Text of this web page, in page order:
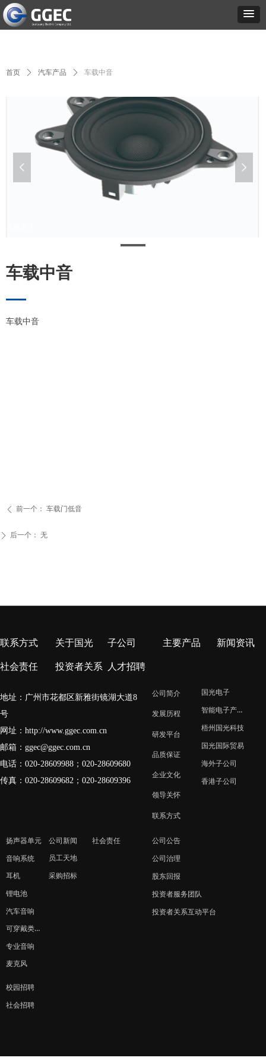
车载中音
车载中音
ꄴ 前一个： 车载门低音
ꄲ 后一个： 无
首页 ꄲ 汽车产品 ꄲ 车载中音
넳 넲
关于国光
公司简介
发展历程
研发平台
品质保证
企业文化
领导关怀
联系方式
国光电子
智能电子产业园
梧州国光科技
国光国际贸易
海外子公司
香港子公司
子公司
公司新闻
员工天地
采购招标
新闻资讯
扬声器单元
音响系统
耳机
锂电池
汽车音响
可穿戴类产品
专业音响
麦克风
主要产品
公司公告
公司治理
股东回报
投资者服务团队
投资者关系互动平台
投资者关系
校园招聘
社会招聘
人才招聘
地址：广州市花都区新雅街镜湖大道8
号
网址： http://www.ggec.com.cn
邮箱： ggec@ggec.com.cn
电话：020-28609988； 020-28609680
传真：020-28609682；020-28609396
联系方式
社会责任
社会责任